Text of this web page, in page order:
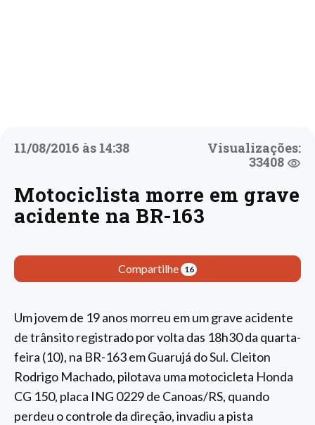
11/08/2016 às 14:38
Visualizações:
33408
Motociclista morre em grave
acidente na BR-163
Compartilhe 16
Um jovem de 19 anos morreu em um grave acidente
de trânsito registrado por volta das 18h30 da quarta-
feira (10), na BR-163 em Guarujá do Sul. Cleiton
Rodrigo Machado, pilotava uma motocicleta Honda
CG 150, placa ING 0229 de Canoas/RS, quando
perdeu o controle da direção, invadiu a pista